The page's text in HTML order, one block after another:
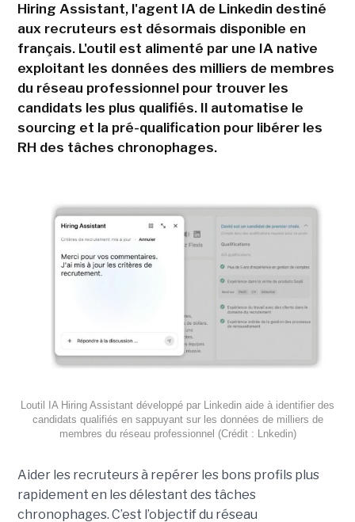
Hiring Assistant, l'agent IA de Linkedin destiné
aux recruteurs est désormais disponible en
français. L'outil est alimenté par une IA native
exploitant les données des milliers de membres
du réseau professionnel pour trouver les
candidats les plus qualifiés. Il automatise le
sourcing et la pré-qualification pour libérer les
RH des tâches chronophages.
Loutil IA Hiring Assistant développé par Linkedin aide à identifier des
candidats qualifiés en sappuyant sur les données de milliers de
membres du réseau professionnel (Crédit : Lnkedin)
Aider les recruteurs à repérer les bons profils plus
rapidement en les délestant des tâches
chronophages. C’est l’objectif du réseau